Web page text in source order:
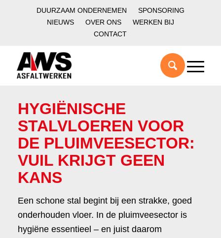
DUURZAAM ONDERNEMEN
SPONSORING
NIEUWS
OVER ONS
WERKEN BIJ
CONTACT
HYGIËNISCHE
STALVLOEREN VOOR
DE PLUIMVEESECTOR:
VUIL KRIJGT GEEN
KANS
Een schone stal begint bij een strakke, goed
onderhouden vloer. In de pluimveesector is
hygiëne essentieel – en juist daarom